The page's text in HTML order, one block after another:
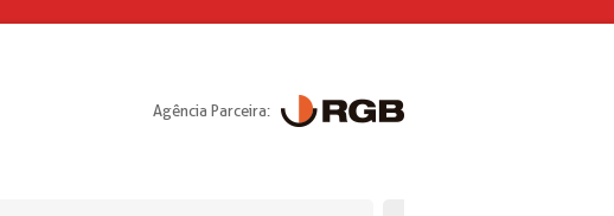
Agência Parceira: